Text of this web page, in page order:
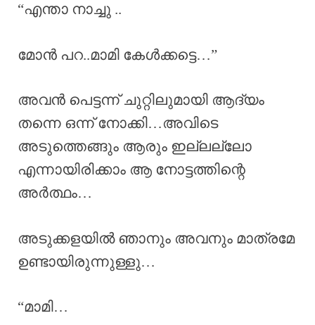
“എന്താ നാച്ചു ..
മോൻ പറ..മാമി കേൾക്കട്ടെ…”
അവൻ പെട്ടന്ന് ചുറ്റിലുമായി ആദ്യം
തന്നെ ഒന്ന് നോക്കി…അവിടെ
അടുത്തെങ്ങും ആരും ഇല്ലല്ലോ
എന്നായിരിക്കാം ആ നോട്ടത്തിന്റെ
അർത്ഥം…
അടുക്കളയിൽ ഞാനും അവനും മാത്രമേ
ഉണ്ടായിരുന്നുള്ളു…
“മാമി…